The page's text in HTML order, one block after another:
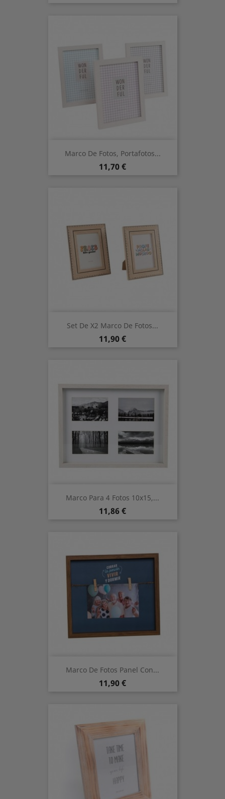
Marco De Fotos, Portafotos...
Precio
11,70 €
Set De X2 Marco De Fotos...
Precio
11,90 €
Marco Para 4 Fotos 10x15,...
Precio
11,86 €
Marco De Fotos Panel Con...
Precio
11,90 €